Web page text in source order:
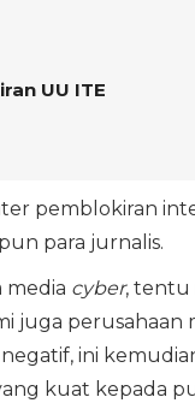
UU ITE
pemblokiran
para jurnalis.
media cyber, tentu
juga perusahaan
ini
kuat kepada